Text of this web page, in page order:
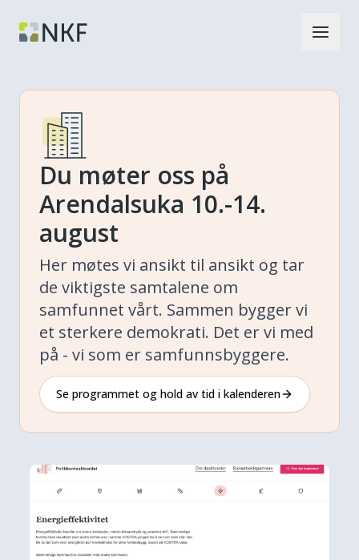
Du møter oss på
Arendalsuka 10.-14.
august
Her møtes vi ansikt til ansikt og tar
de viktigste samtalene om
samfunnet vårt. Sammen bygger vi
et sterkere demokrati. Det er vi med
på - vi som er samfunnsbyggere.
Se programmet og hold av tid i kalenderen